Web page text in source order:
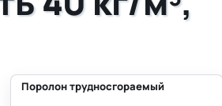
Поролон трудносгораемый